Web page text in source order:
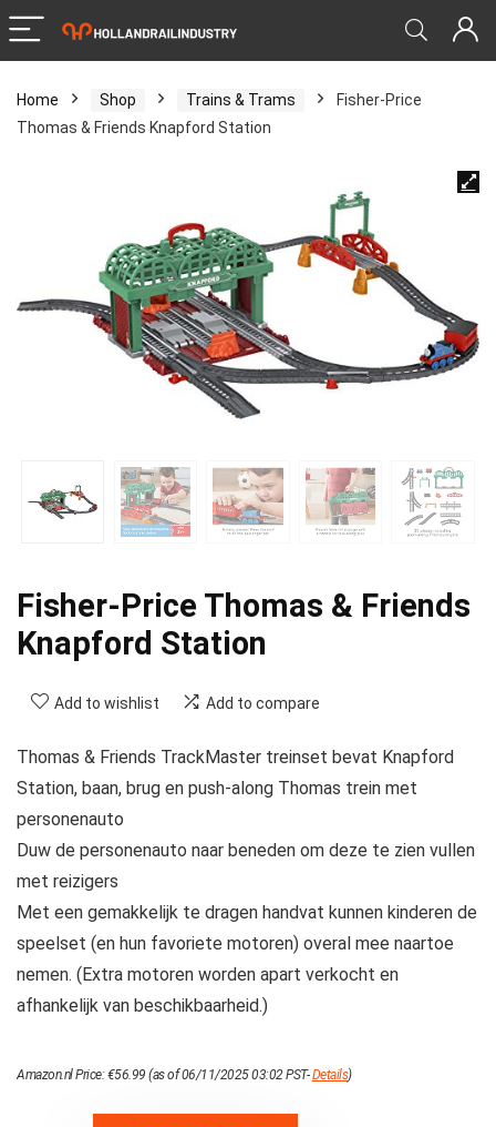
Home Shop Trains & Trams
Fisher-Price
Thomas & Friends Knapford Station
Fisher-Price Thomas & Friends
Knapford Station
Add to wishlist Add to compare
Thomas & Friends TrackMaster treinset bevat Knapford
Station, baan, brug en push-along Thomas trein met
personenauto
Duw de personenauto naar beneden om deze te zien vullen
met reizigers
Met een gemakkelijk te dragen handvat kunnen kinderen de
speelset (en hun favoriete motoren) overal mee naartoe
nemen. (Extra motoren worden apart verkocht en
afhankelijk van beschikbaarheid.)
Amazon.nl Price:€56.99 (as of 06/11/2025 03:02 PST-Details)